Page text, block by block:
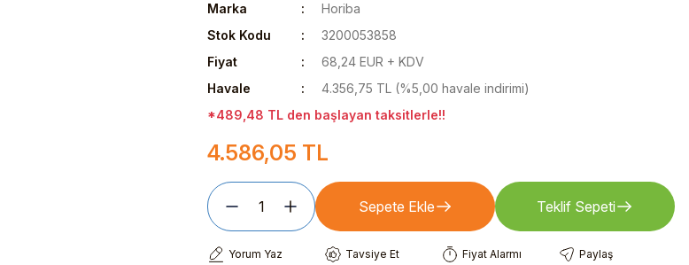
Marka
Horiba
Stok Kodu
3200053858
Fiyat
68,24 EUR + KDV
Havale
4.356,75 TL (%5,00 havale indirimi)
*489,48 TL den başlayan taksitlerle!!
4.586,05 TL
Sepete Ekle Teklif Sepeti
Yorum Yaz Tavsiye Et Fiyat Alarmı Paylaş